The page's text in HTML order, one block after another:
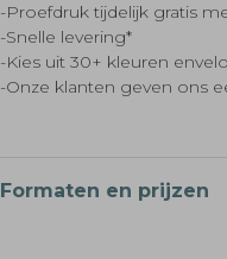
-Proefdruk tijdelijk gratis
-Snelle levering*
-Kies uit 30+ kleuren
-Onze klanten geven ons
Formaten en prijzen